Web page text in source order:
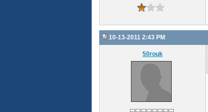
10-13-2011 2:43 PM
50rouk